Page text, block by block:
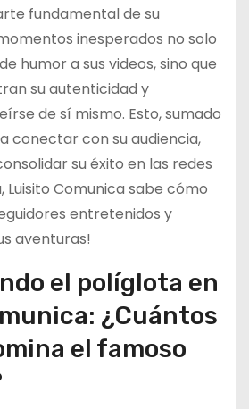
fundamental de su
inesperados no solo
humor a sus videos, sino que
su autenticidad y
de sí mismo. Esto, sumado
conectar con su audiencia,
su éxito en las redes
Luisito Comunica sabe cómo
entretenidos y
aventuras!
el políglota en
¿Cuántos
el famoso